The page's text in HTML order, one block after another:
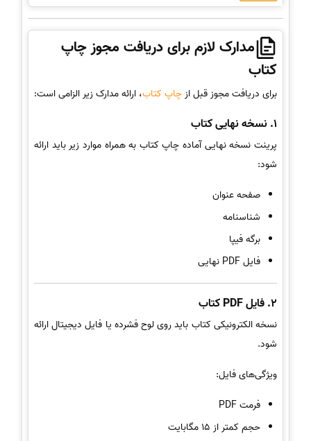
مدارک لازم برای دریافت مجوز چاپ
کتاب
برای دریافت مجوز قبل ازچاپ کتاب، ارائه مدارک زیر الزامی است:
1. نسخه نهایی کتاب
پرینت نسخه نهایی آماده چاپ کتاب به همراه موارد زیر باید ارائه
شود:
صفحه عنوان
شناسنامه
برگه فیپا
فایل PDF نهایی
2. فایل PDF کتاب
نسخه الکترونیکی کتاب باید روی لوح فشرده یا فایل دیجیتال ارائه
شود.
ویژگی‌های فایل:
فرمت PDF
حجم کمتر از 15 مگابایت